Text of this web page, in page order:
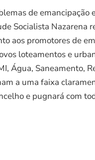
de emancipação
Socialista Nazarena
aos promotores de
loteamentos e
Água, Saneamento,
a uma faixa
e pugnará com